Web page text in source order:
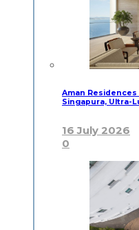
Aman
Singapura, Ultra-
16 July 2026
0